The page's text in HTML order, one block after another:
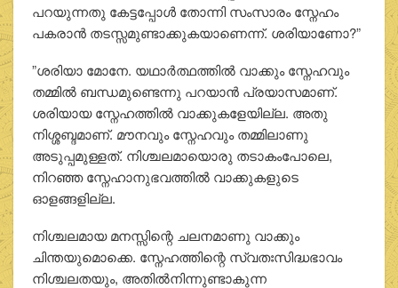
പറയുന്നതു കേട്ടപ്പോള്‍ തോന്നി സംസാരം സ്നേഹം
പകരാന്‍ തടസ്സമുണ്ടാക്കുകയാണെന്ന്. ശരിയാണോ?”
”ശരിയാ മോനേ. യഥാര്‍ത്ഥത്തില്‍ വാക്കും സ്നേഹവും
തമ്മില്‍ ബന്ധമുണ്ടെന്നു പറയാന്‍ പ്രയാസമാണ്.
ശരിയായ സ്നേഹത്തില്‍ വാക്കുകളേയില്ല. അതു
നിശ്ശബ്ദമാണ്. മൗനവും സ്നേഹവും തമ്മിലാണു
അടുപ്പമുള്ളത്. നിശ്ചലമായൊരു തടാകംപോലെ,
നിറഞ്ഞ സ്നേഹാനുഭവത്തില്‍ വാക്കുകളുടെ
ഓളങ്ങളില്ല.
നിശ്ചലമായ മനസ്സിന്റെ ചലനമാണു വാക്കും
ചിന്തയുമൊക്കെ. സ്നേഹത്തിന്റെ സ്വതഃസിദ്ധഭാവം
നിശ്ചലതയും, അതില്‍നിന്നുണ്ടാകുന്ന